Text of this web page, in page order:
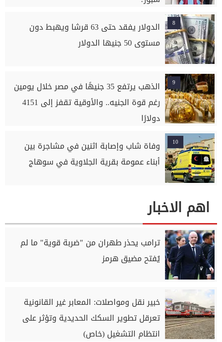
8
الدولار يفقد حتى 63 قرشا ويهبط دون
مستوى 50 جنيها الدولار
9
الذهب يرتفع 35 جنيهًا في مصر خلال يومين
رغم قوة الجنيه.. والأوقية تقفز إلى 4151
دولارًا
10
وفاة شاب وإصابة اثنين في مشاجرة بين
أبناء عمومة بقرية الجلاوية في سوهاج
اهم الاخبار
ترامب يحذر طهران من "ضربة قوية" ما لم
يُفتح مضيق هرمز
خبير نقل ومواصلات: المعابر غير القانونية
تعرقل تطوير السكك الحديدية وتؤثر على
انتظام التشغيل (خاص)